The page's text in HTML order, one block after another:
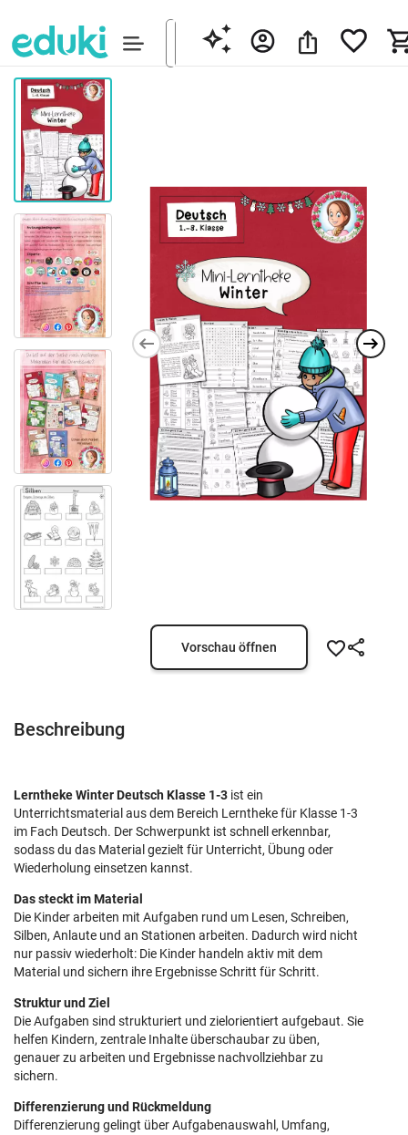
Vorschau öffnen
Beschreibung
Lerntheke Winter Deutsch Klasse 1-3 ist ein
Unterrichtsmaterial aus dem Bereich Lerntheke für Klasse 1-3
im Fach Deutsch. Der Schwerpunkt ist schnell erkennbar,
sodass du das Material gezielt für Unterricht, Übung oder
Wiederholung einsetzen kannst.
Das steckt im Material
Die Kinder arbeiten mit Aufgaben rund um Lesen, Schreiben,
Silben, Anlaute und an Stationen arbeiten. Dadurch wird nicht
nur passiv wiederholt: Die Kinder handeln aktiv mit dem
Material und sichern ihre Ergebnisse Schritt für Schritt.
Struktur und Ziel
Die Aufgaben sind strukturiert und zielorientiert aufgebaut. Sie
helfen Kindern, zentrale Inhalte überschaubar zu üben,
genauer zu arbeiten und Ergebnisse nachvollziehbar zu
sichern.
Differenzierung und Rückmeldung
Differenzierung gelingt über Aufgabenauswahl, Umfang,